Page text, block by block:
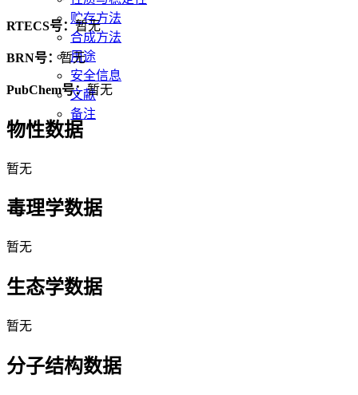
贮存方法
合成方法
用途
安全信息
文献
备注
RTECS号：暂无
BRN号：暂无
PubChem号：暂无
物性数据
暂无
毒理学数据
暂无
生态学数据
暂无
分子结构数据